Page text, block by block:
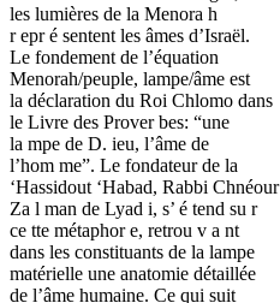
les lumières de la Menora h
r epr é sentent les âmes d’Israël.
Le fondement de l’équation
Menorah/peuple, lampe/âme est
la déclaration du Roi Chlomo dans
le Livre des Prover bes: “une
la mpe de D. ieu, l’âme de
l’hom me”. Le fondateur de la
‘Hassidout ‘Habad, Rabbi Chnéour
Za l man de Lyad i, s’ é tend su r
ce tte métaphor e, retrou v a nt
dans les constituants de la lampe
matérielle une anatomie détaillée
de l’âme humaine. Ce qui suit